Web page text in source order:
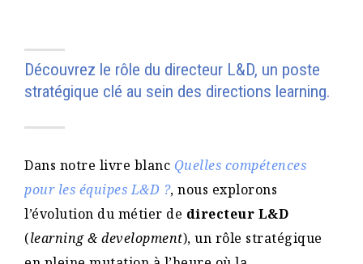
Découvrez le rôle du directeur L&D, un poste
stratégique clé au sein des directions learning.
Dans notre livre blanc Quelles compétences
pour les équipes L&D ?, nous explorons
l’évolution du métier de directeur L&D
(learning & development), un rôle stratégique